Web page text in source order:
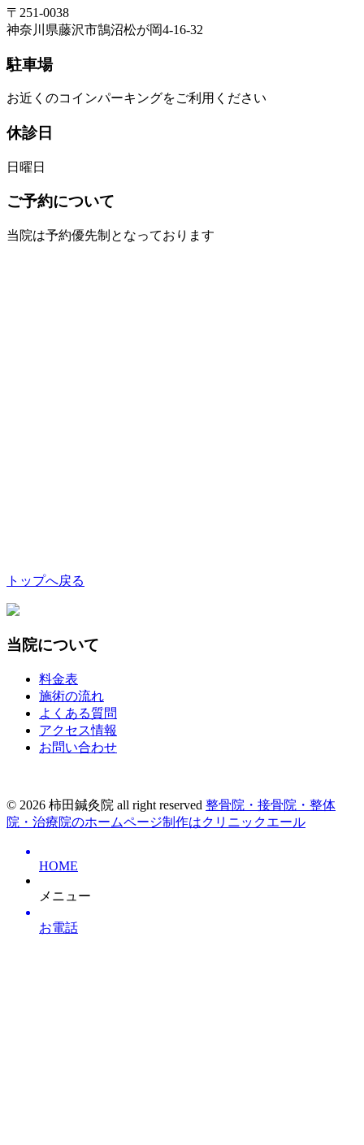
〒251-0038
神奈川県藤沢市鵠沼松が岡4-16-32
駐車場
お近くのコインパーキングをご利用ください
休診日
日曜日
ご予約について
当院は予約優先制となっております
トップへ戻る
当院について
料金表
施術の流れ
よくある質問
アクセス情報
お問い合わせ
© 2026 柿田鍼灸院 all right reserved 整骨院・接骨院・整体
院・治療院のホームページ制作はクリニックエール
HOME
メニュー
お電話